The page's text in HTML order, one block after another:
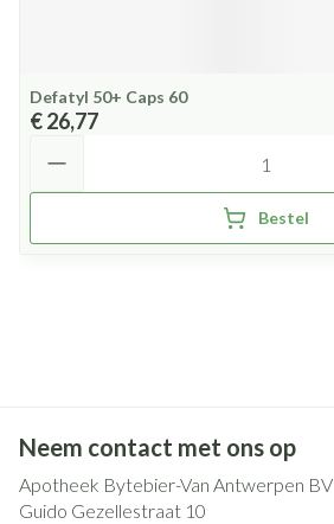
Defatyl 50+ Caps 60
€ 26,77
Bestel
Neem contact met ons op
Apotheek Bytebier-Van Antwerpen BV
Guido Gezellestraat 10